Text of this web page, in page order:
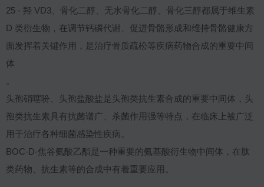
25 - 羟 VD3、骨化二醇、无水骨化二醇、骨化三醇都属于维生素
D 类衍生物，在调节钙磷代谢、促进骨骼形成和维持骨骼健康方
面发挥着关键作用，是治疗骨质疏松等疾病药物合成的重要中间
体
头孢硝噻吩、头孢盐酸盐是头孢类抗生素合成的重要中间体，头
孢类抗生素具有抗菌谱广、杀菌作用强等特点，在临床上被广泛
用于治疗各种细菌感染性疾病。
BOC-D-焦谷氨酸乙酯是一种重要的氨基酸衍生物中间体，在肽
类药物、抗生素等的合成中有着重要应用。